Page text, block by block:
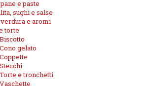
e paste
sughi e salse
verdura e aromi
torte
Biscotto
Cono gelato
Coppette
Stecchi
Torte e tronchetti
Vaschette